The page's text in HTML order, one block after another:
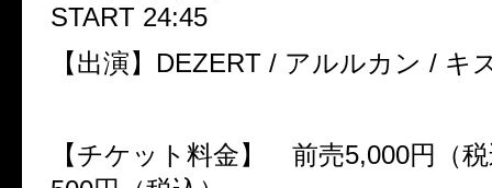
START 24:45
【出演】 DEZERT / アルルカン / キ
【チケット料金】 前売5,000円（